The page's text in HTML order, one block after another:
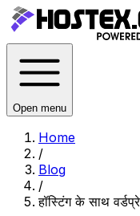
Open menu
Home
/
Blog
/
हॉस्टिंग के साथ